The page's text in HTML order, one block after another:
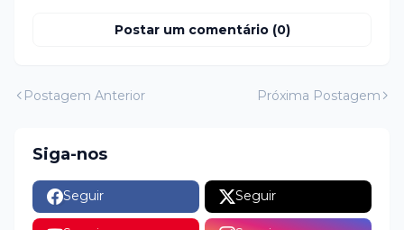
Postar um comentário (0)
Postagem Anterior Próxima Postagem
Siga-nos
Seguir Seguir